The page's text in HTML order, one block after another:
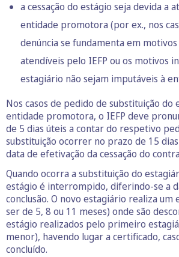
a cessação do estágio seja devida a
entidade promotora (por ex., nos
denúncia se fundamenta em
atendíveis pelo IEFP ou os motivos
estagiário não sejam imputáveis à
Nos casos de pedido de substituição do
entidade promotora, o IEFP deve
de 5 dias úteis a contar do respetivo
substituição ocorrer no prazo de 15
data de efetivação da cessação do
Quando ocorra a substituição do
estágio é interrompido, diferindo-se a
conclusão. O novo estagiário realiza um
ser de 5, 8 ou 11 meses) onde são
estágio realizados pelo primeiro
menor), havendo lugar a certificado,
concluído.